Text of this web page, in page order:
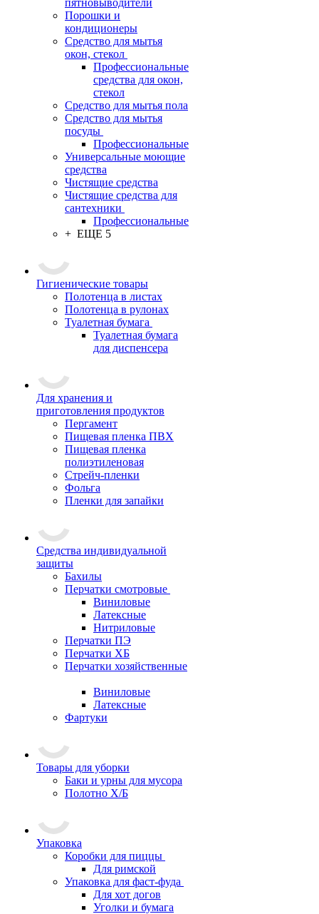
пятновыводители
Порошки и
кондиционеры
Средство для мытья
окон, стекол
Профессиональные
средства для окон,
стекол
Средство для мытья пола
Средство для мытья
посуды
Профессиональные
Универсальные моющие
средства
Чистящие средства
Чистящие средства для
сантехники
Профессиональные
+ ЕЩЕ 5
Гигиенические товары
Полотенца в листах
Полотенца в рулонах
Туалетная бумага
Туалетная бумага
для диспенсера
Для хранения и
приготовления продуктов
Пергамент
Пищевая пленка ПВХ
Пищевая пленка
полиэтиленовая
Стрейч-пленки
Фольга
Пленки для запайки
Средства индивидуальной
защиты
Бахилы
Перчатки смотровые
Виниловые
Латексные
Нитриловые
Перчатки ПЭ
Перчатки ХБ
Перчатки хозяйственные
Виниловые
Латексные
Фартуки
Товары для уборки
Баки и урны для мусора
Полотно Х/Б
Упаковка
Коробки для пиццы
Для римской
Упаковка для фаст-фуда
Для хот догов
Уголки и бумага